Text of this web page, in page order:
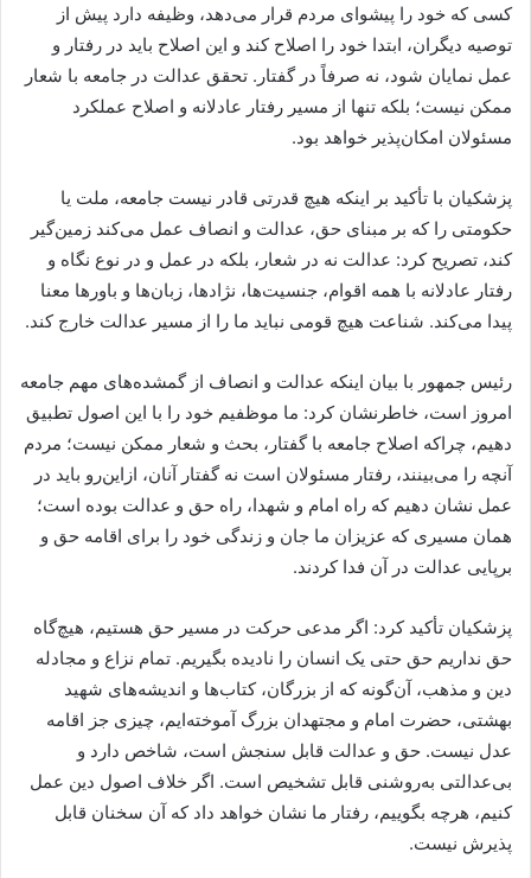
کسی که خود را پیشوای مردم قرار می‌دهد، وظیفه دارد پیش از
توصیه دیگران، ابتدا خود را اصلاح کند و این اصلاح باید در رفتار و
عمل نمایان شود، نه صرفاً در گفتار. تحقق عدالت در جامعه با شعار
ممکن نیست؛ بلکه تنها از مسیر رفتار عادلانه و اصلاح عملکرد
مسئولان امکان‌پذیر خواهد بود.
پزشکیان با تأکید بر اینکه هیچ قدرتی قادر نیست جامعه، ملت یا
حکومتی را که بر مبنای حق، عدالت و انصاف عمل می‌کند زمین‌گیر
کند، تصریح کرد: عدالت نه در شعار، بلکه در عمل و در نوع نگاه و
رفتار عادلانه با همه اقوام، جنسیت‌ها، نژادها، زبان‌ها و باورها معنا
پیدا می‌کند. شناعت هیچ قومی نباید ما را از مسیر عدالت خارج کند.
رئیس جمهور با بیان اینکه عدالت و انصاف از گمشده‌های مهم جامعه
امروز است، خاطرنشان کرد: ما موظفیم خود را با این اصول تطبیق
دهیم، چراکه اصلاح جامعه با گفتار، بحث و شعار ممکن نیست؛ مردم
آنچه را می‌بینند، رفتار مسئولان است نه گفتار آنان، ازاین‌رو باید در
عمل نشان دهیم که راه امام و شهدا، راه حق و عدالت بوده است؛
همان مسیری که عزیزان ما جان و زندگی خود را برای اقامه حق و
برپایی عدالت در آن فدا کردند.
پزشکیان تأکید کرد: اگر مدعی حرکت در مسیر حق هستیم، هیچ‌گاه
حق نداریم حق حتی یک انسان را نادیده بگیریم. تمام نزاع و مجادله
دین و مذهب، آن‌گونه که از بزرگان، کتاب‌ها و اندیشه‌های شهید
بهشتی، حضرت امام و مجتهدان بزرگ آموخته‌ایم، چیزی جز اقامه
عدل نیست. حق و عدالت قابل سنجش است، شاخص دارد و
بی‌عدالتی به‌روشنی قابل تشخیص است. اگر خلاف اصول دین عمل
کنیم، هرچه بگوییم، رفتار ما نشان خواهد داد که آن سخنان قابل
پذیرش نیست.